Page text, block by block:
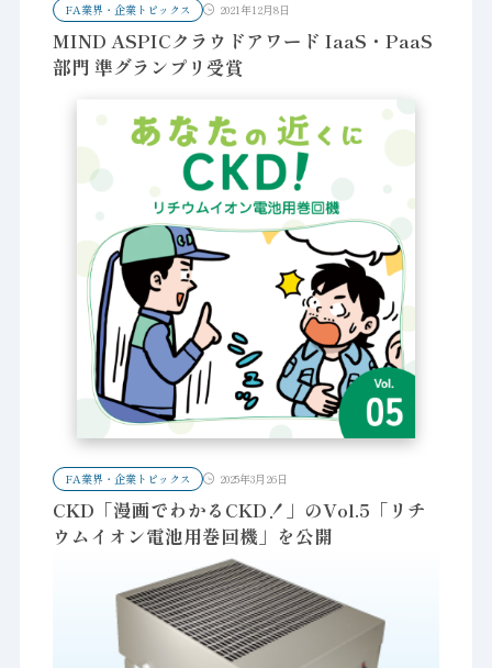
FA業界・企業トピックス 2021年12月8日
MIND ASPICクラウドアワード IaaS・PaaS
部門 準グランプリ受賞
FA業界・企業トピックス 2025年3月26日
CKD「漫画でわかるCKD！」のVol.5「リチ
ウムイオン電池用巻回機」を公開